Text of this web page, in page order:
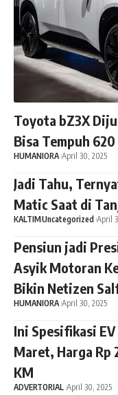
Toyota bZ3X
Bisa Tempuh
HUMANIORA April 30, 2025
Jadi Tahu,
Matic Saat di
KALTIMUncategorized April
Pensiun jadi
Asyik Motoran
Bikin Netizen
HUMANIORA April 30, 2025
Ini Spesifikasi
Maret, Harga Rp
KM
ADVERTORIAL April 30, 2025